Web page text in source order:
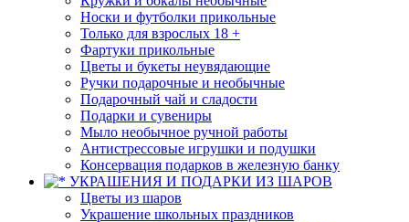
Носки и футболки прикольные
Только для взрослых 18 +
Фартуки прикольные
Цветы и букеты неувядающие
Ручки подарочные и необычные
Подарочный чай и сладости
Подарки и сувениры
Мыло необычное ручной работы
Антистрессовые игрушки и подушки
Консервация подарков в железную банку
УКРАШЕНИЯ И ПОДАРКИ ИЗ ШАРОВ
Цветы из шаров
Украшение школьных праздников